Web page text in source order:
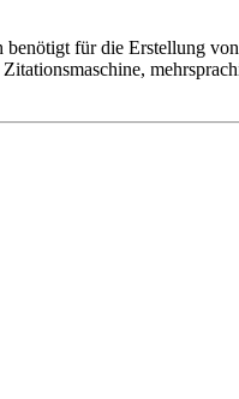
für die Erstellung